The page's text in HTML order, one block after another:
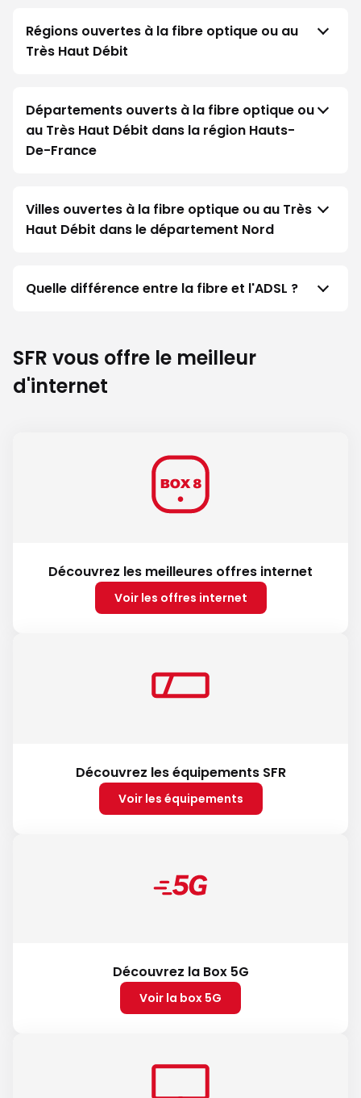
Régions ouvertes à la fibre optique ou au
Très Haut Débit
Départements ouverts à la fibre optique ou
au Très Haut Débit dans la région Hauts-
De-France
Villes ouvertes à la fibre optique ou au Très
Haut Débit dans le département Nord
Quelle différence entre la fibre et l'ADSL ?
SFR vous offre le meilleur
d'internet
Découvrez les meilleures offres internet
Voir les offres internet
Découvrez les équipements SFR
Voir les équipements
Découvrez la Box 5G
Voir la box 5G